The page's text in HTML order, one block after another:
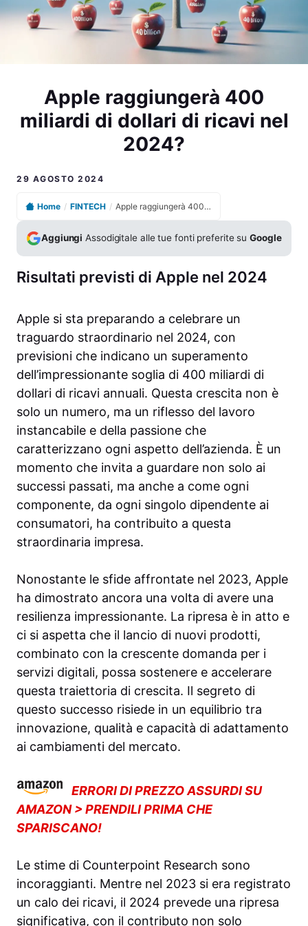
Apple raggiungerà 400
miliardi di dollari di ricavi nel
2024?
29 AGOSTO 2024
Home / FINTECH / Apple raggiungerà 400 miliardi di dollari di ricavi nel 2024?
Aggiungi Assodigitale alle tue fonti preferite suGoogle
Risultati previsti di Apple nel 2024
Apple si sta preparando a celebrare un
traguardo straordinario nel 2024, con
previsioni che indicano un superamento
dell’impressionante soglia di 400 miliardi di
dollari di ricavi annuali. Questa crescita non è
solo un numero, ma un riflesso del lavoro
instancabile e della passione che
caratterizzano ogni aspetto dell’azienda. È un
momento che invita a guardare non solo ai
successi passati, ma anche a come ogni
componente, da ogni singolo dipendente ai
consumatori, ha contribuito a questa
straordinaria impresa.
Nonostante le sfide affrontate nel 2023, Apple
ha dimostrato ancora una volta di avere una
resilienza impressionante. La ripresa è in atto e
ci si aspetta che il lancio di nuovi prodotti,
combinato con la crescente domanda per i
servizi digitali, possa sostenere e accelerare
questa traiettoria di crescita. Il segreto di
questo successo risiede in un equilibrio tra
innovazione, qualità e capacità di adattamento
ai cambiamenti del mercato.
ERRORI DI PREZZO ASSURDI SU
AMAZON > PRENDILI PRIMA CHE
SPARISCANO!
Le stime di Counterpoint Research sono
incoraggianti. Mentre nel 2023 si era registrato
un calo dei ricavi, il 2024 prevede una ripresa
significativa, con il contributo non solo